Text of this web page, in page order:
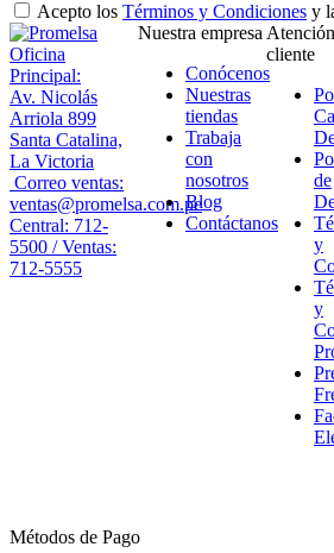
Acepto los Términos y Condiciones y
Oficina
Principal:
Av. Nicolás
Arriola 899
Santa Catalina,
La Victoria
Correo ventas:
ventas@promelsa.com.pe
Central: 712-
5500 / Ventas:
712-5555
Nuestra empresa
Conócenos
Nuestras
tiendas
Trabaja
con
nosotros
Blog
Contáctanos
cliente
de
y
y
Métodos de Pago